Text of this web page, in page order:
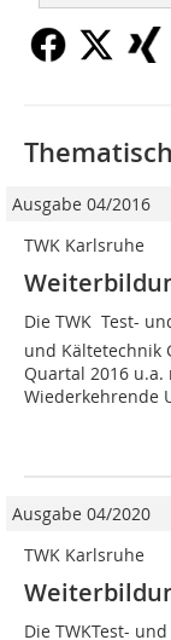
Ausgabe 04/2016
TWK Karlsruhe
Die TWK  Test-
und Kältetechnik
Quartal 2016
Wiederkehrende
Ausgabe 04/2020
TWK Karlsruhe
Die TWKTest-